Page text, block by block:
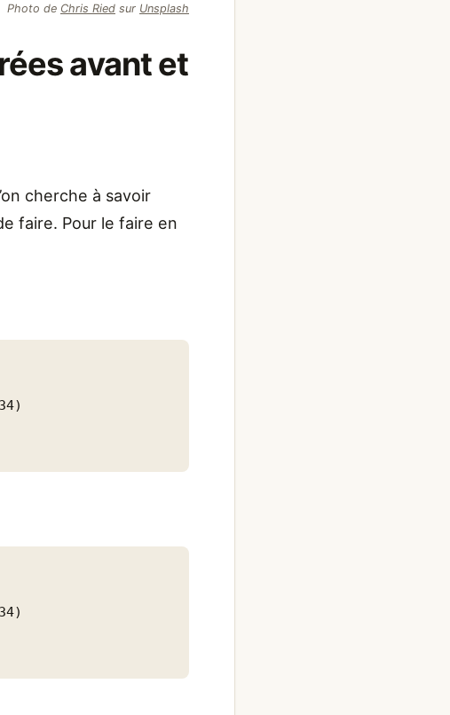
Photo de Chris Ried sur Unsplash
avant et
cherche à savoir
faire. Pour le faire en